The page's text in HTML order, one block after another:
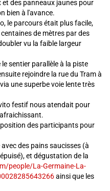
des panneaux jaunes pour
bien à l'avance.
le parcours était plus facile,
de mètres par des
vu la faible largeur
sentier parallèle à la piste
rejoindre la rue du Tram à
une superbe voie lente très
festif nous atendait pour
des participants pour
des pains saucisses (à
et dégustation de la
people/La-Germaine-La-
ainsi que les